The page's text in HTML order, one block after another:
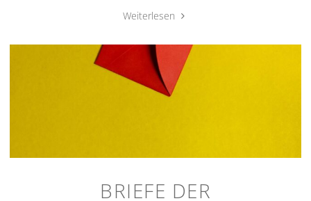
Weiterlesen "Unser
Flyer"
BRIEFE DER